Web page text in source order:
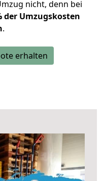
nicht, denn bei
der Umzugskosten
.
erhalten